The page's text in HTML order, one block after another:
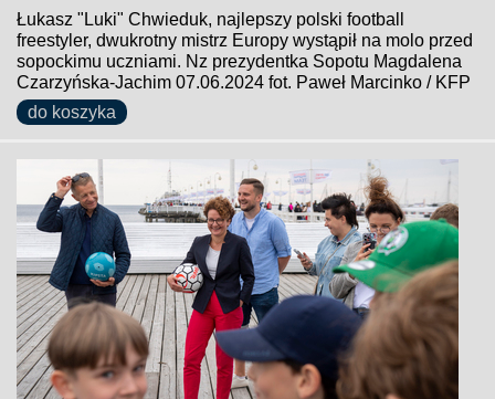
Łukasz "Luki" Chwieduk, najlepszy polski football
freestyler, dwukrotny mistrz Europy wystąpił na molo przed
sopockimu uczniami. Nz prezydentka Sopotu Magdalena
Czarzyńska-Jachim 07.06.2024 fot. Paweł Marcinko / KFP
do koszyka